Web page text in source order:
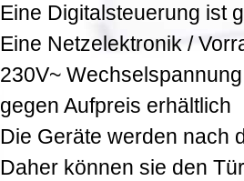
Eine Digitalsteuerung ist
Eine Netzelektronik /
230V~
gegen Aufpreis erhältlich
Die Geräte werden nach
Daher können sie den